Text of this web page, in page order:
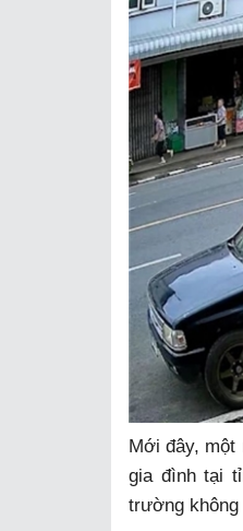
Mới đây, một
gia đình tại
trường không